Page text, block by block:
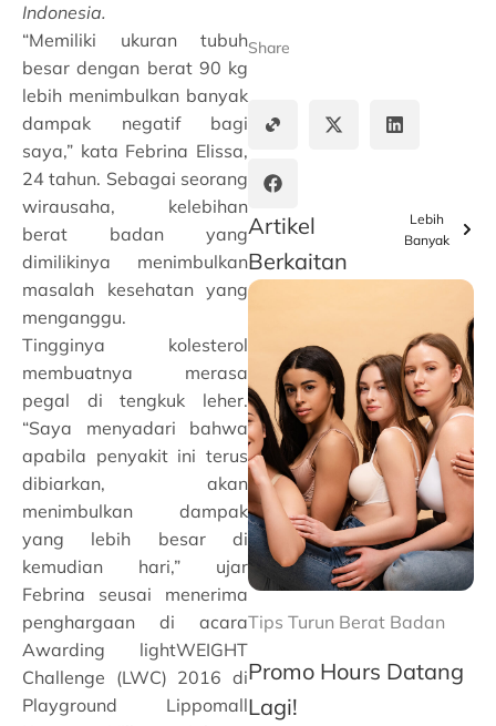
Indonesia.
“Memiliki ukuran tubuh
besar dengan berat 90 kg
lebih menimbulkan banyak
dampak negatif bagi
saya,” kata Febrina Elissa,
24 tahun. Sebagai seorang
wirausaha, kelebihan
berat badan yang
dimilikinya menimbulkan
masalah kesehatan yang
menganggu.
Tingginya kolesterol
membuatnya merasa
pegal di tengkuk leher.
“Saya menyadari bahwa
apabila penyakit ini terus
dibiarkan, akan
menimbulkan dampak
yang lebih besar di
kemudian hari,” ujar
Febrina seusai menerima
penghargaan di acara
Awarding lightWEIGHT
Challenge (LWC) 2016 di
Playground Lippomall
Share
Artikel
Berkaitan
Lebih
Banyak
Tips Turun Berat Badan
Promo Hours Datang
Lagi!